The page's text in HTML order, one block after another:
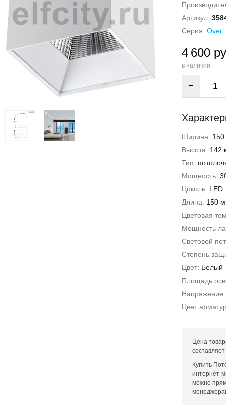
Артикул:
Серия: Over
4 600
в наличии
−
Ширина:
Высота: 142
Тип:
Мощность:
Цоколь: LED
Длина: 150
Цветовая
Мощность
Световой
Степень
Цвет: Белый
Площадь
Цвет
Цена
Купить
интернет-
можно